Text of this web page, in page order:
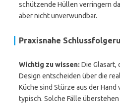
schützende Hüllen verringern
aber nicht unverwundbar.
Praxisnahe
Wichtig zu wissen: Die Glasart,
Design entscheiden über die
Küche sind Stürze aus der
typisch. Solche Fälle